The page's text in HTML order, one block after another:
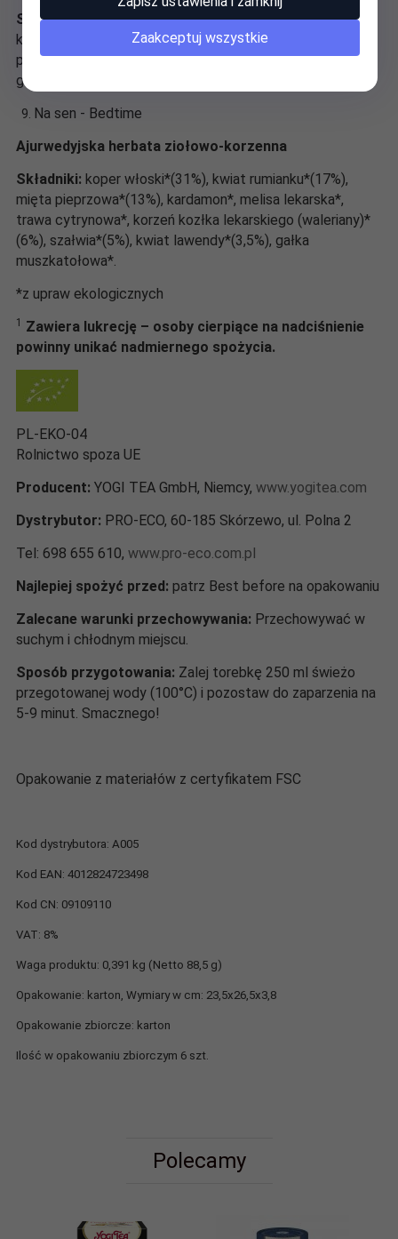
Składniki:kardamon*(17%), koper włoski*(17%),
kolendra*,
słód jęczmienny*, lukrecja*(13%), mięta
pieprzowa*(9%), imbir*(6%), cynamon*, czarny pieprz*,
goździki*.
Na sen - Bedtime
Ajurwedyjska herbata ziołowo-korzenna
Składniki: koper włoski*(31%), kwiat rumianku*(17%),
mięta pieprzowa*(13%), kardamon*, melisa lekarska*,
trawa cytrynowa*, korzeń kozłka lekarskiego (waleriany)*
(6%), szałwia*(5%), kwiat lawendy*(3,5%), gałka
muszkatołowa*.
*z upraw ekologicznych
1
Zawiera lukrecję – osoby cierpiące na nadciśnienie
powinny unikać nadmiernego spożycia.
PL-EKO-04
Rolnictwo spoza UE
Producent: YOGI TEA GmbH, Niemcy, www.yogitea.com
Dystrybutor: PRO-ECO, 60-185 Skórzewo, ul. Polna 2
Tel: 698 655 610, www.pro-eco.com.pl
Najlepiej spożyć przed: patrz Best before na opakowaniu
Zalecane warunki przechowywania: Przechowywać w
suchym i chłodnym miejscu.
Sposób przygotowania: Zalej torebkę 250 ml świeżo
przegotowanej wody (100°C) i pozostaw do zaparzenia na
5-9 minut. Smacznego!
Opakowanie z materiałów z certyfikatem FSC
Kod dystrybutora: A005
Kod EAN: 4012824723498
Kod CN: 09109110
VAT: 8%
Waga produktu: 0,391 kg (Netto 88,5 g)
Opakowanie: karton, Wymiary w cm: 23,5x26,5x3,8
Opakowanie zbiorcze: karton
Ilość w opakowaniu zbiorczym 6 szt.
Polecamy
Zaakceptuj wszystkie